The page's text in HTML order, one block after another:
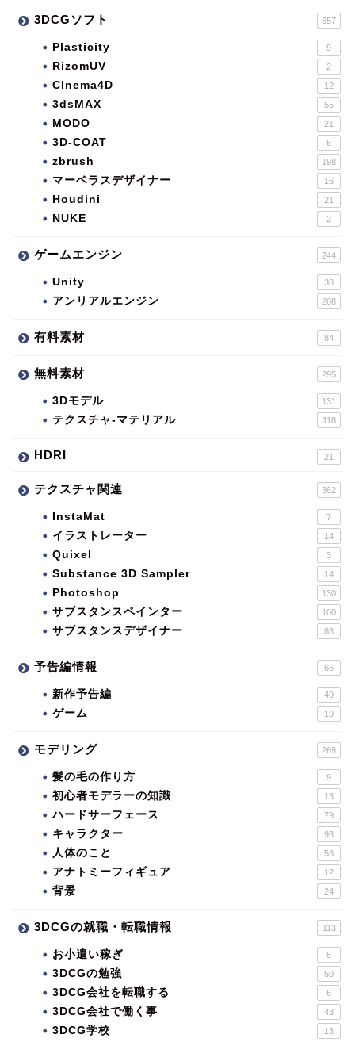
3DCGソフト 657
Plasticity 9
RizomUV 2
CInema4D 12
3dsMAX 55
MODO 21
3D-COAT 6
zbrush 198
マーベラスデザイナー 16
Houdini 21
NUKE 2
ゲームエンジン 244
Unity 38
アンリアルエンジン 208
有料素材 84
無料素材 295
3Dモデル 131
テクスチャ-マテリアル 118
HDRI 21
テクスチャ関連 362
InstaMat 7
イラストレーター 14
Quixel 3
Substance 3D Sampler 14
Photoshop 130
サブスタンスペインター 100
サブスタンスデザイナー 88
予告編情報 66
新作予告編 49
ゲーム 19
モデリング 269
髪の毛の作り方 9
初心者モデラーの知識 13
ハードサーフェース 79
キャラクター 93
人体のこと 53
アナトミーフィギュア 12
背景 24
3DCGの就職・転職情報 113
お小遣い稼ぎ 5
3DCGの勉強 50
3DCG会社を転職する 6
3DCG会社で働く事 43
3DCG学校 13